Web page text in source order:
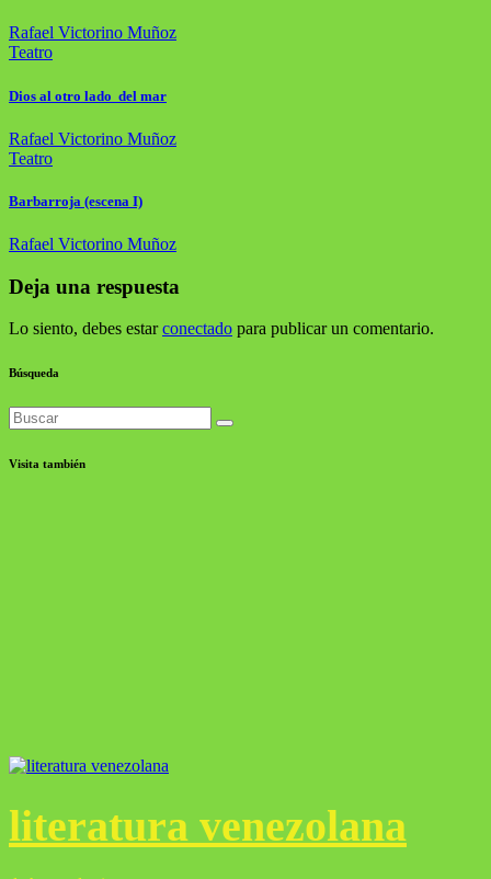
Rafael Victorino Muñoz
Teatro
Dios al otro lado del mar
Rafael Victorino Muñoz
Teatro
Barbarroja (escena I)
Rafael Victorino Muñoz
Deja una respuesta
Lo siento, debes estarconectado para publicar un comentario.
Búsqueda
Visita también
literatura venezolana